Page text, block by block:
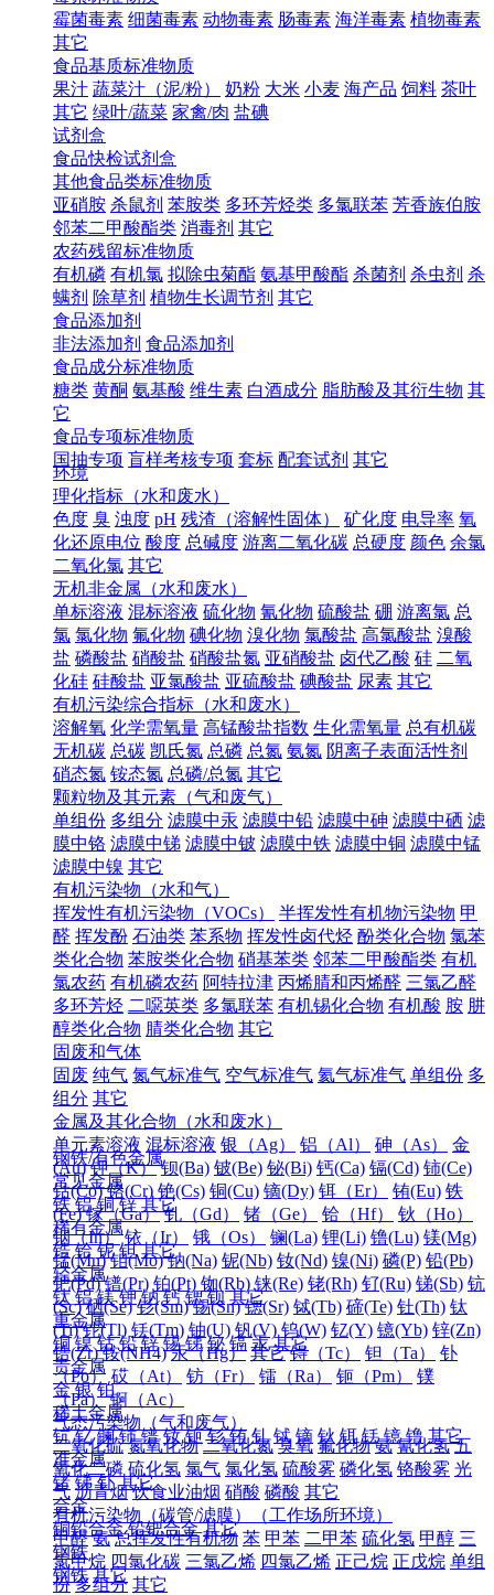
霉菌毒素 细菌毒素 动物毒素 肠毒素 海洋毒素 植物毒素
其它
食品基质标准物质
果汁 蔬菜汁（泥/粉） 奶粉 大米 小麦 海产品 饲料 茶叶
其它 绿叶/蔬菜 家禽/肉 盐碘
试剂盒
食品快检试剂盒
其他食品类标准物质
亚硝胺 杀鼠剂 苯胺类 多环芳烃类 多氯联苯 芳香族伯胺
邻苯二甲酸酯类 消毒剂 其它
农药残留标准物质
有机磷 有机氯 拟除虫菊酯 氨基甲酸酯 杀菌剂 杀虫剂 杀
螨剂 除草剂 植物生长调节剂 其它
食品添加剂
非法添加剂 食品添加剂
食品成分标准物质
糖类 黄酮 氨基酸 维生素 白酒成分 脂肪酸及其衍生物 其
它
食品专项标准物质
国抽专项 盲样考核专项 套标 配套试剂 其它
环境
理化指标（水和废水）
色度 臭 浊度 pH 残渣（溶解性固体） 矿化度 电导率 氧
化还原电位 酸度 总碱度 游离二氧化碳 总硬度 颜色 余氯
二氧化氯 其它
无机非金属（水和废水）
单标溶液 混标溶液 硫化物 氰化物 硫酸盐 硼 游离氯 总
氯 氯化物 氟化物 碘化物 溴化物 氯酸盐 高氯酸盐 溴酸
盐 磷酸盐 硝酸盐 硝酸盐氮 亚硝酸盐 卤代乙酸 硅 二氧
化硅 硅酸盐 亚氯酸盐 亚硫酸盐 碘酸盐 尿素 其它
有机污染综合指标（水和废水）
溶解氧 化学需氧量 高锰酸盐指数 生化需氧量 总有机碳
无机碳 总碳 凯氏氮 总磷 总氮 氨氮 阴离子表面活性剂
硝态氮 铵态氮 总磷/总氮 其它
颗粒物及其元素（气和废气）
单组份 多组分 滤膜中汞 滤膜中铅 滤膜中砷 滤膜中硒 滤
膜中铬 滤膜中锑 滤膜中铍 滤膜中铁 滤膜中铜 滤膜中锰
滤膜中镍 其它
有机污染物（水和气）
挥发性有机污染物（VOCs）
半挥发性有机物污染物 甲
醛 挥发酚 石油类 苯系物 挥发性卤代烃 酚类化合物 氯苯
类化合物 苯胺类化合物 硝基苯类 邻苯二甲酸酯类 有机
氯农药 有机磷农药 阿特拉津 丙烯腈和丙烯醛 三氯乙醛
多环芳烃 二噁英类 多氯联苯 有机锡化合物 有机酸 胺 肼
醇类化合物 腈类化合物 其它
固废和气体
固废 纯气 氮气标准气 空气标准气 氦气标准气 单组份 多
组分 其它
金属及其化合物（水和废水）
单元素溶液 混标溶液 银（Ag） 铝（Al） 砷（As）
金
(Au) 钾（K） 钡(Ba) 铍(Be) 铋(Bi) 钙(Ca) 镉(Cd) 铈(Ce)
钴(Co) 铬(Cr) 铯(Cs) 铜(Cu) 镝(Dy) 铒（Er） 铕(Eu) 铁
(Fe) 镓（Ga） 钆（Gd） 锗（Ge） 铪（Hf）
钬（Ho）
铟（In） 铱（Ir） 锇（Os） 镧(La) 锂(Li) 镥(Lu) 镁(Mg)
锰(Mn) 钼(Mo) 钠(Na) 铌(Nb) 钕(Nd) 镍(Ni) 磷(P) 铅(Pb)
钯(Pd) 镨(Pr) 铂(Pt) 铷(Rb) 铼(Re) 铑(Rh) 钌(Ru) 锑(Sb) 钪
(Sc) 硒(Se) 钐(Sm) 锡(Sn) 锶(Sr) 铽(Tb) 碲(Te) 钍(Th) 钛
(Ti) 铊(Tl) 铥(Tm) 铀(U) 钒(V) 钨(W) 钇(Y) 镱(Yb) 锌(Zn)
锆(Zr) 铵(NH4) 汞（Hg） 其它 锝（Tc） 钽（Ta）
钋
（Po） 砹（At） 钫（Fr） 镭（Ra） 钷（Pm）
镤
（Pa） 锕（Ac）
气态污染物（气和废气）
二氧化硫 氮氧化物 二氧化氮 臭氧 氟化物 氨 氰化氢 五
氧化二磷 硫化氢 氯气 氯化氢 硫酸雾 磷化氢 铬酸雾 光
气 沥青烟 饮食业油烟 硝酸 磷酸 其它
有机污染物（碳管/滤膜）（工作场所环境）
甲醛 氨 总挥发性有机物 苯 甲苯 二甲苯 硫化氢 甲醇 三
氯甲烷 四氯化碳 三氯乙烯 四氯乙烯 正己烷 正戊烷 单组
份 多组分 其它
钢铁/有色金属
常见金属
铁 铝 铜 锌 其它
稀有金属
锆 铪 铌 钽 其它
轻金属
钛 铝 镁 钾 钠 钙 锶 钡 其它
重金属
铜 镍 钴 铅 锌 锡 锑 铋 镉 汞 其它
贵金属
金 银 铂
稀土金属
钪 钇 镧 铈 镨 钕 钷 钐 铕 钆 铽 镝 钬 铒 铥 镱 镥 其它
准金属
锗 锑 钋 其它
合金
铜铅合金 铅钯合金 其它
钢铁
钢铁 其它